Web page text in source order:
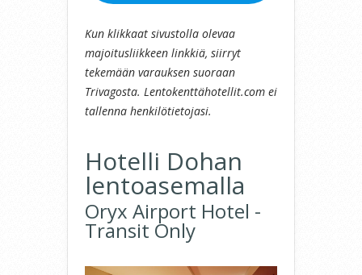
Kun klikkaat sivustolla olevaa
majoitusliikkeen linkkiä, siirryt
tekemään varauksen suoraan
Trivagosta. Lentokenttähotellit.com ei
tallenna henkilötietojasi.
Hotelli Dohan
lentoasemalla
Oryx Airport Hotel -
Transit Only